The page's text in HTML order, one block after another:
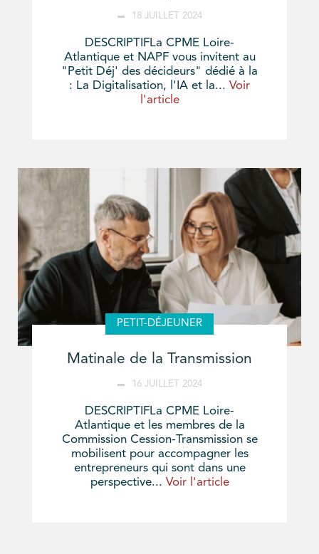
18 JUILLET 2024
DESCRIPTIFLa CPME Loire-
Atlantique et NAPF vous invitent au
"Petit Déj' des décideurs" dédié à la
: La Digitalisation, l'IA et la... Voir
l'article
PETIT-DÉJEUNER
Matinale de la Transmission
16 JUILLET 2024
DESCRIPTIFLa CPME Loire-
Atlantique et les membres de la
Commission Cession-Transmission se
mobilisent pour accompagner les
entrepreneurs qui sont dans une
perspective... Voir l'article